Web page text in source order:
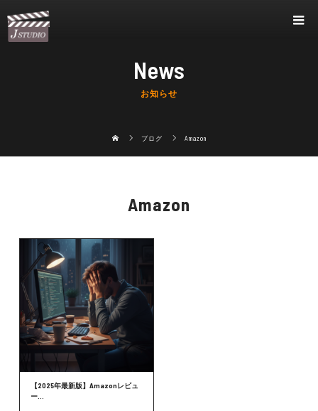
News
お知らせ
ブログ Amazon
Amazon
【2025年最新版】Amazonレビュ
ー...